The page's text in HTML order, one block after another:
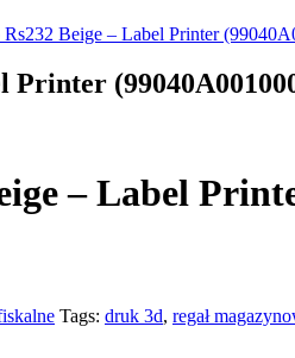
Beige – Label Printer
Printer
– Label
Tags: druk 3d, regał